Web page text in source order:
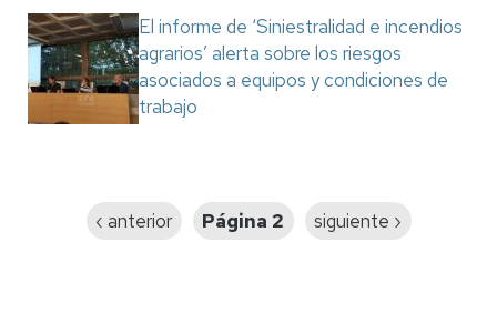
El informe de ‘Siniestralidad e incendios
agrarios’ alerta sobre los riesgos
asociados a equipos y condiciones de
trabajo
Página
‹ anterior Página 2
Siguiente
siguiente ›